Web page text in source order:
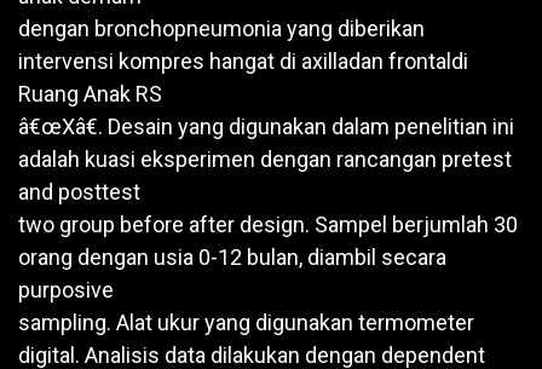
dengan bronchopneumonia yang diberikan
intervensi kompres hangat di axilladan frontaldi
Ruang Anak RS
â€œXâ€. Desain yang digunakan dalam penelitian ini
adalah kuasi eksperimen dengan rancangan pretest
and posttest
two group before after design. Sampel berjumlah 30
orang dengan usia 0-12 bulan, diambil secara
purposive
sampling. Alat ukur yang digunakan termometer
digital. Analisis data dilakukan dengan dependent